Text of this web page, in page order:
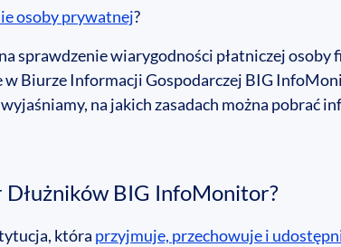
osoby prywatnej?
sprawdzenie wiarygodności płatniczej osoby
w Biurze Informacji Gospodarczej BIG
na jakich zasadach można pobrać
Dłużników BIG InfoMonitor?
która przyjmuje, przechowuje i